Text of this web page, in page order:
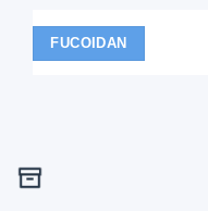
FUCOIDAN